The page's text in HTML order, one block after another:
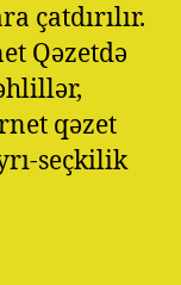
çatdırılır.
Qəzetdə
qəzet
seçkilik